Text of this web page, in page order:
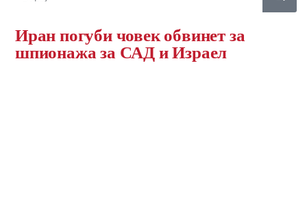
Иран погуби човек обвинет за
шпионажа за САД и Израел